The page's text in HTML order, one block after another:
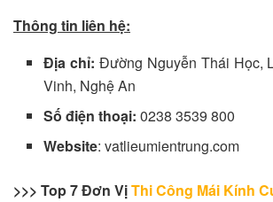
Thông tin liên hệ:
Địa chỉ: Đường Nguyễn Thái Học,
Vinh, Nghệ An
Số điện thoại:0238 3539 800
Website: vatlieumientrung.com
>>> Top 7 Đơn VịThi Công Mái Kính